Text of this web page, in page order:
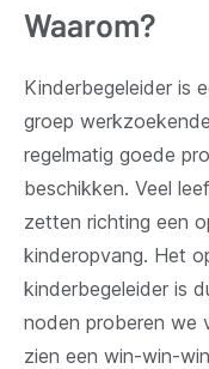
Waarom?
Kinderbegeleider is
groep
regelmatig goede
beschikken. Veel
zetten richting een
kinderopvang. Het
kinderbegeleider is
noden proberen we
zien een win-win-